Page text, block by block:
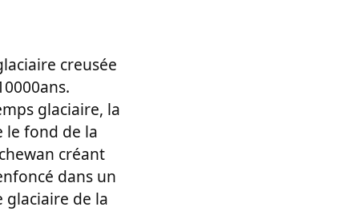
creusée
glaciaire, la
le fond de la
créant
dans un
glaciaire de la